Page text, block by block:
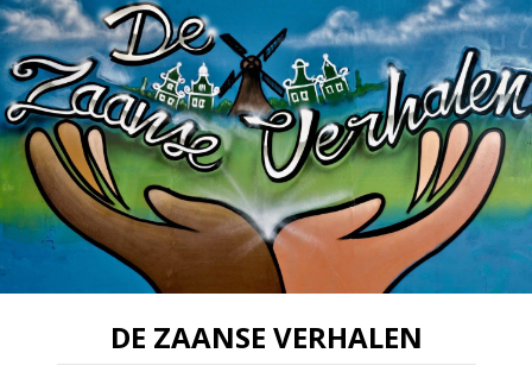
DE ZAANSE VERHALEN